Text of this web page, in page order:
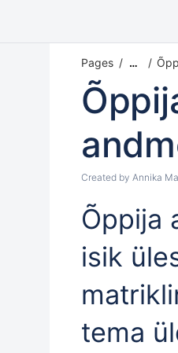
Pages …
Created by Annika
Õppija
isik
tema